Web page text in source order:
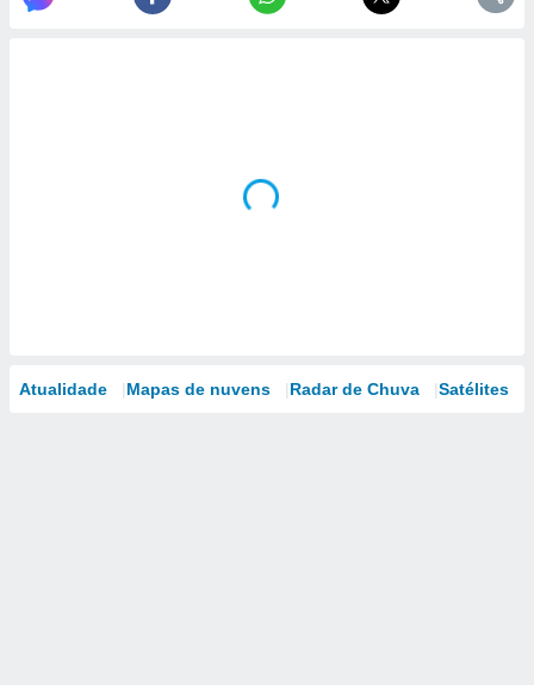
Atualidade Mapas de nuvens Radar de Chuva Satélites